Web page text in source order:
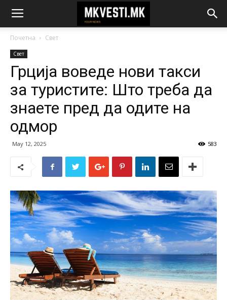
Почетна Свет
Свет
Грција воведе нови такси
за туристите: Што треба да
знаете пред да одите на
одмор
May 12, 2025 583